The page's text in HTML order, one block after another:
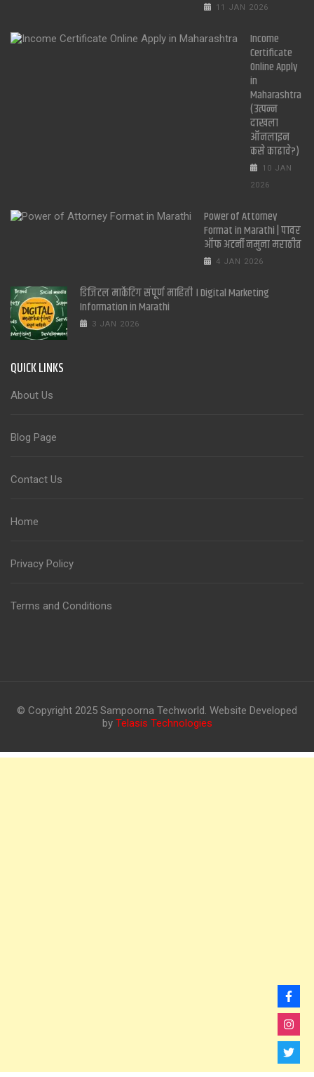
11 JAN 2026
Income
Certificate
Online Apply
in
Maharashtra
(उत्पन्न
दाखला
ऑनलाइन
कसे काढावे?)
10 JAN
2026
Power of Attorney
Format in Marathi | पावर
ऑफ अटर्नी नमुना मराठीत
4 JAN 2026
डिजिटल मार्केटिंग संपूर्ण माहिती । Digital Marketing
Information in Marathi
3 JAN 2026
QUICK LINKS
About Us
Blog Page
Contact Us
Home
Privacy Policy
Terms and Conditions
© Copyright 2025 Sampoorna Techworld. Website Developed
by Telasis Technologies